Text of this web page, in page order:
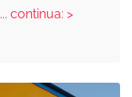
... continua: >